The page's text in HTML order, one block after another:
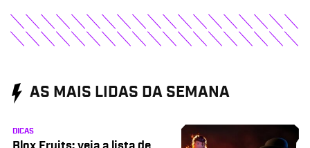
AS MAIS LIDAS DA SEMANA
DICAS